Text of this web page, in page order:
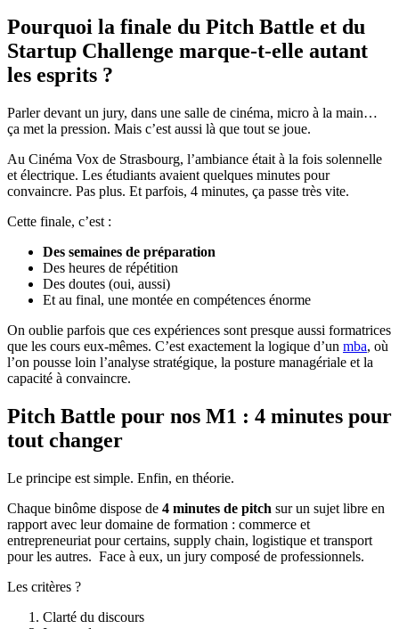
Pourquoi la finale du Pitch Battle et du
Startup Challenge marque-t-elle autant
les esprits ?
Parler devant un jury, dans une salle de cinéma, micro à la main…
ça met la pression. Mais c’est aussi là que tout se joue.
Au Cinéma Vox de Strasbourg, l’ambiance était à la fois solennelle
et électrique. Les étudiants avaient quelques minutes pour
convaincre. Pas plus. Et parfois, 4 minutes, ça passe très vite.
Cette finale, c’est :
Des semaines de préparation
Des heures de répétition
Des doutes (oui, aussi)
Et au final, une montée en compétences énorme
On oublie parfois que ces expériences sont presque aussi formatrices
que les cours eux-mêmes. C’est exactement la logique d’un mba, où
l’on pousse loin l’analyse stratégique, la posture managériale et la
capacité à convaincre.
Pitch Battle pour nos M1 : 4 minutes pour
tout changer
Le principe est simple. Enfin, en théorie.
Chaque binôme dispose de 4 minutes de pitch sur un sujet libre en
rapport avec leur domaine de formation : commerce et
entrepreneuriat pour certains, supply chain, logistique et transport
pour les autres. Face à eux, un jury composé de professionnels.
Les critères ?
Clarté du discours